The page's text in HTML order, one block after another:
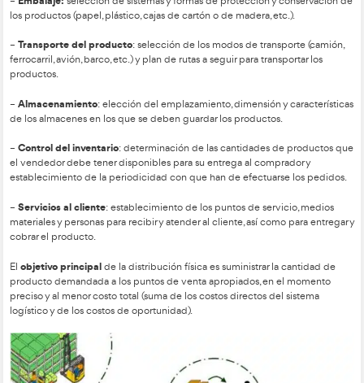
externo de los productos desde el vendedor al cliente o
Las actividades que engloba la distribución física son:
recepción, comprobación y transmisión de órdenes de
–Manejo de materiales:selección de medios materiales
transportadoras, etc.) y procedimientos para desplazar los
entre almacenes y locales de venta de la propia empresa.
–Embalaje:selección de sistemas y formas de protección y
los productos (papel, plástico, cajas de cartón o de madera,
–Transporte del producto: selección de los modos de
ferrocarril, avión, barco, etc.) y plan de rutas a seguir para
productos.
–Almacenamiento
: elección del emplazamiento,
de los almacenes en los que se deben guardar los productos.